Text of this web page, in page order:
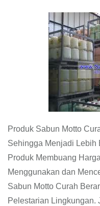
Produk Sabun Motto
Sehingga Menjadi Lebih
Produk Membuang
Menggunakan dan
Sabun Motto Curah
Pelestarian Lingkungan.